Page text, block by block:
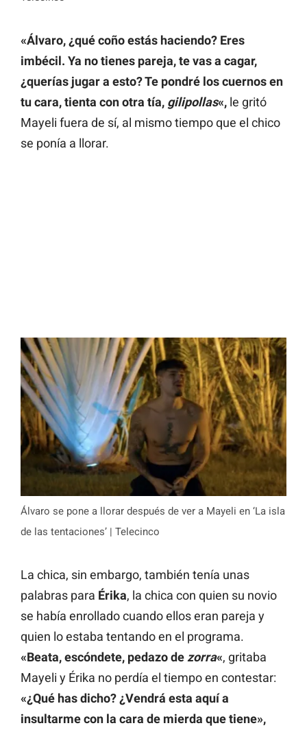
«Álvaro, ¿qué coño estás haciendo? Eres
imbécil. Ya no tienes pareja, te vas a cagar,
¿querías jugar a esto? Te pondré los cuernos en
tu cara, tienta con otra tía, gilipollas«, le gritó
Mayeli fuera de sí, al mismo tiempo que el chico
se ponía a llorar.
Álvaro se pone a llorar después de ver a Mayeli en ‘La isla
de las tentaciones’ | Telecinco
La chica, sin embargo, también tenía unas
palabras para Érika, la chica con quien su novio
se había enrollado cuando ellos eran pareja y
quien lo estaba tentando en el programa.
«Beata, escóndete, pedazo dezorra«, gritaba
Mayeli y Érika no perdía el tiempo en contestar:
«¿Qué has dicho? ¿Vendrá esta aquí a
insultarme con la cara de mierda que tiene»,